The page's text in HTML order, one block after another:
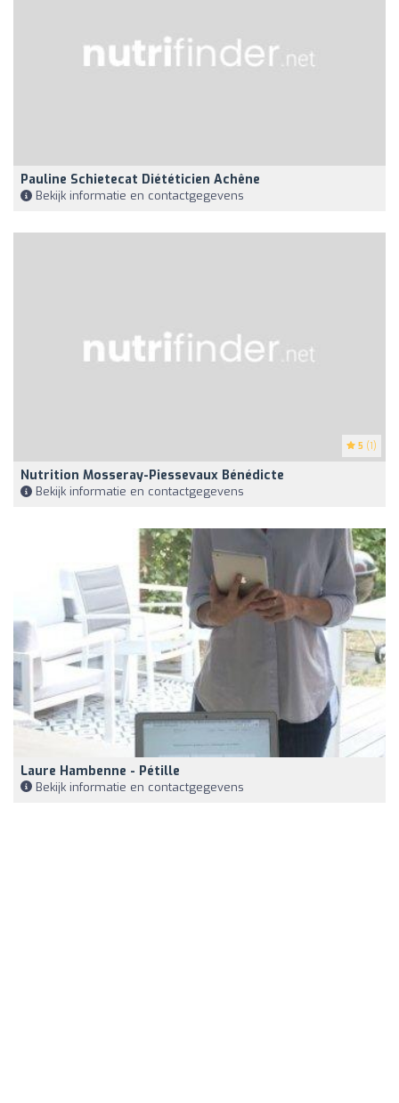
Pauline Schietecat Diététicien Achêne
Bekijk informatie en contactgegevens
5 (1)
Nutrition Mosseray-Piessevaux Bénédicte
Bekijk informatie en contactgegevens
Laure Hambenne - Pétille
Bekijk informatie en contactgegevens